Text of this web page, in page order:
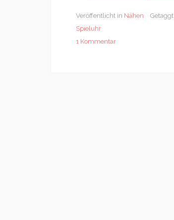
Veröffentlicht in Nähen Getaggt
Spieluhr
1 Kommentar